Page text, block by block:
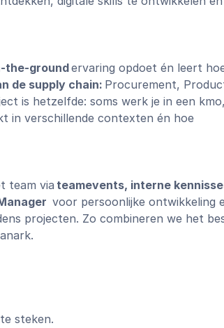
the-groundervaring opdoet én leert
de supply chain: Procurement,
is hetzelfde: soms werk je in een
in verschillende contexten én hoe
team via teamevents, interne
voor persoonlijke ontwikkeling
projecten. Zo combineren we het
steken.